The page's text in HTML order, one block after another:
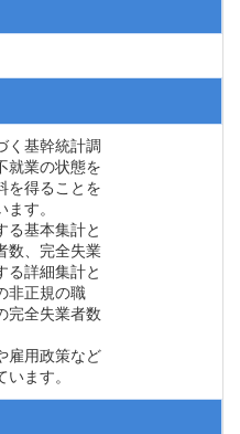
く基幹統計調
就業の状態を
を得ることを
す。
る基本集計と
数、完全失業
る詳細集計と
非正規の職
完全失業者数
雇用政策など
ます。